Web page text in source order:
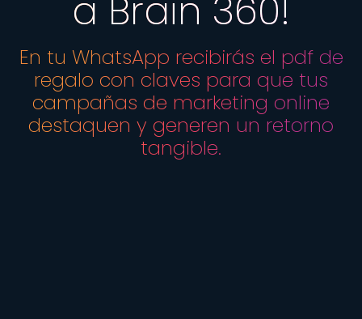
a Brain 360!
En tu WhatsApp recibirás el pdf de
regalo con claves para que tus
campañas de marketing online
destaquen y generen un retorno
tangible.